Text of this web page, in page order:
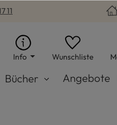
11
Info Wunschliste Du
Bücher Angebote